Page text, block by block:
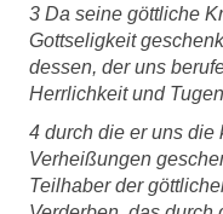
3 Da seine göttliche
Gottseligkeit
dessen, der uns
Herrlichkeit und
4 durch die er uns die
Verheißungen
Teilhaber der